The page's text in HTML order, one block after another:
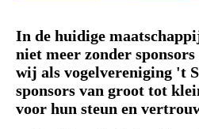
In de huidige
niet meer zonder sponsors
wij als vogelvereniging 't
sponsors van groot tot
voor hun steun en